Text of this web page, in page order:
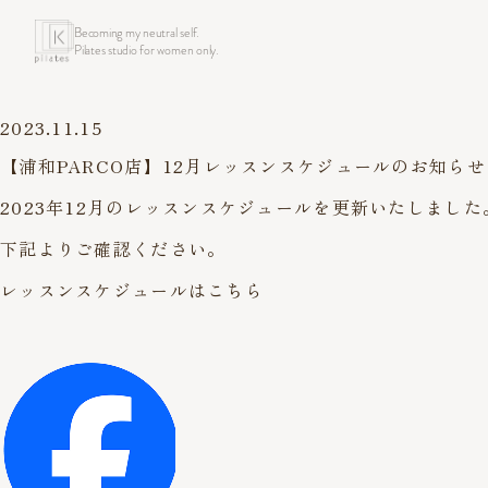
Becoming my neutral self.
Pilates studio for women only.
2023.11.15
【浦和PARCO店】12月レッスンスケジュールのお知らせ
2023年12月のレッスンスケジュールを更新いたしました。
下記よりご確認ください。
レッスンスケジュールはこちら